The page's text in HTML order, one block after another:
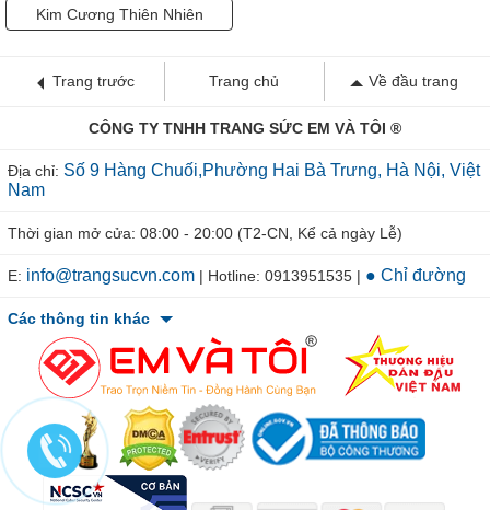
Kim Cương Thiên Nhiên
Trang trước Trang chủ Về đầu trang
CÔNG TY TNHH TRANG SỨC EM VÀ TÔI ®
Địa chỉ: Số 9 Hàng Chuối,Phường Hai Bà Trưng, Hà Nội, Việt
Nam
Thời gian mở cửa: 08:00 - 20:00 (T2-CN, Kể cả ngày Lễ)
E: info@trangsucvn.com | Hotline: 0913951535 | ● Chỉ đường
Các thông tin khác